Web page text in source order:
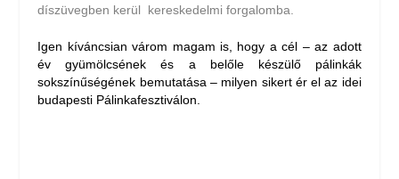
díszüvegben kerül kereskedelmi forgalomba.
Igen kíváncsian várom magam is, hogy a cél – az adott
év gyümölcsének és a belőle készülő pálinkák
sokszínűségének bemutatása – milyen sikert ér el az idei
budapesti Pálinkafesztiválon.